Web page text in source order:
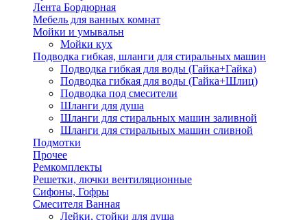
Лента Бордюрная
Мебель для ванных комнат
Мойки и умывальн
Мойки кух
Подводка гибкая, шланги для стиральных машин
Подводка гибкая для воды (Гайка+Гайка)
Подводка гибкая для воды (Гайка+Шлиц)
Подводка под смесители
Шланги для душа
Шланги для стиральных машин заливной
Шланги для стиральных машин сливной
Подмотки
Прочее
Ремкомплекты
Решетки, лючки вентиляционные
Сифоны, Гофры
Смесителя Ванная
Лейки, стойки для душа